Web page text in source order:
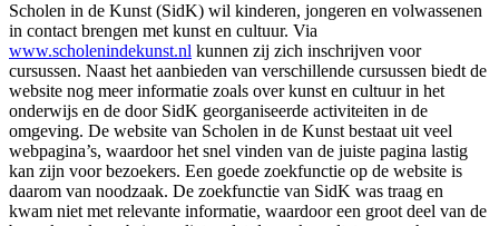
Scholen in de Kunst (SidK) wil kinderen, jongeren en volwassenen
in contact brengen met kunst en cultuur. Via
www.scholenindekunst.nl kunnen zij zich inschrijven voor
cursussen. Naast het aanbieden van verschillende cursussen biedt de
website nog meer informatie zoals over kunst en cultuur in het
onderwijs en de door SidK georganiseerde activiteiten in de
omgeving. De website van Scholen in de Kunst bestaat uit veel
webpagina’s, waardoor het snel vinden van de juiste pagina lastig
kan zijn voor bezoekers. Een goede zoekfunctie op de website is
daarom van noodzaak. De zoekfunctie van SidK was traag en
kwam niet met relevante informatie, waardoor een groot deel van de